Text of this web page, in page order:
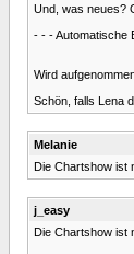
Und, was neues?
- - - Automatische
Wird
Schön, falls Lena
Melanie
Die Chartshow ist
j_easy
Die Chartshow ist